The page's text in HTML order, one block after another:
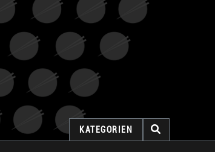
KATEGORIEN